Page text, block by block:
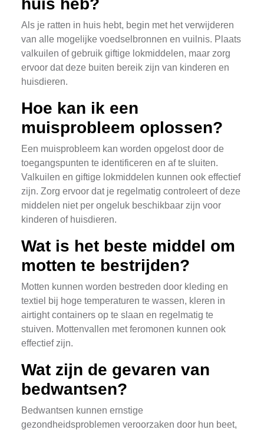
huis heb?
Als je ratten in huis hebt, begin met het verwijderen
van alle mogelijke voedselbronnen en vuilnis. Plaats
valkuilen of gebruik giftige lokmiddelen, maar zorg
ervoor dat deze buiten bereik zijn van kinderen en
huisdieren.
Hoe kan ik een
muisprobleem oplossen?
Een muisprobleem kan worden opgelost door de
toegangspunten te identificeren en af te sluiten.
Valkuilen en giftige lokmiddelen kunnen ook effectief
zijn. Zorg ervoor dat je regelmatig controleert of deze
middelen niet per ongeluk beschikbaar zijn voor
kinderen of huisdieren.
Wat is het beste middel om
motten te bestrijden?
Motten kunnen worden bestreden door kleding en
textiel bij hoge temperaturen te wassen, kleren in
airtight containers op te slaan en regelmatig te
stuiven. Mottenvallen met feromonen kunnen ook
effectief zijn.
Wat zijn de gevaren van
bedwantsen?
Bedwantsen kunnen ernstige
gezondheidsproblemen veroorzaken door hun beet,